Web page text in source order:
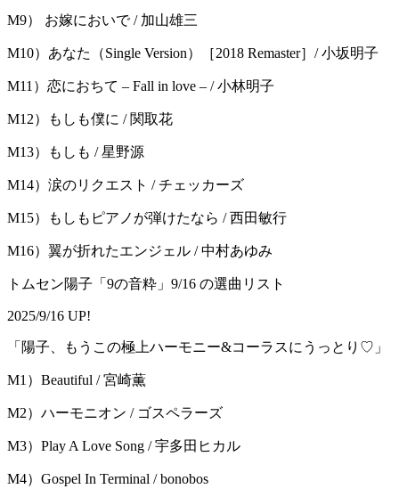
M9） お嫁においで / 加山雄三
M10）あなた（Single Version）［2018 Remaster］/ 小坂明子
M11）恋におちて – Fall in love – / 小林明子
M12）もしも僕に / 関取花
M13）もしも / 星野源
M14）涙のリクエスト / チェッカーズ
M15）もしもピアノが弾けたなら / 西田敏行
M16）翼が折れたエンジェル / 中村あゆみ
トムセン陽子「9の音粋」9/16 の選曲リスト
2025/9/16 UP!
「陽子、もうこの極上ハーモニー&コーラスにうっとり♡」
M1）Beautiful / 宮崎薫
M2）ハーモニオン / ゴスペラーズ
M3）Play A Love Song / 宇多⽥ヒカル
M4）Gospel In Terminal / bonobos